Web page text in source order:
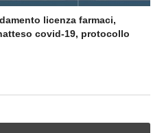
licenza farmaci,
covid-19, protocollo